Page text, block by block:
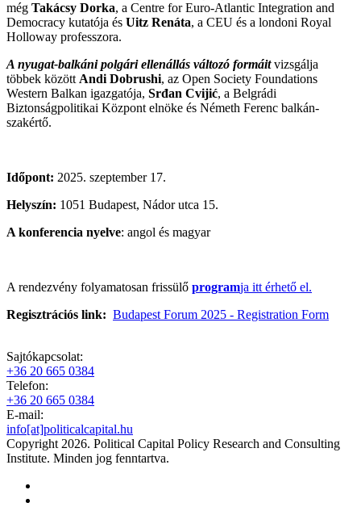
még Takácsy Dorka, a Centre for Euro-Atlantic Integration and
Democracy kutatója és Uitz Renáta, a CEU és a londoni Royal
Holloway professzora.
A nyugat-balkáni polgári ellenállás változó formáitvizsgálja
többek között Andi Dobrushi, az Open Society Foundations
Western Balkan igazgatója, Srđan Cvijić, a Belgrádi
Biztonságpolitikai Központ elnöke és Németh Ferenc balkán-
szakértő.
Időpont: 2025. szeptember 17.
Helyszín: 1051 Budapest, Nádor utca 15.
A konferencia nyelve: angol és magyar
A rendezvény folyamatosan frissülő programja itt érhető el.
Regisztrációs link: Budapest Forum 2025 - Registration Form
Sajtókapcsolat:
+36 20 665 0384
Telefon:
+36 20 665 0384
E-mail:
info[at]politicalcapital.hu
Copyright 2026. Political Capital Policy Research and Consulting
Institute. Minden jog fenntartva.